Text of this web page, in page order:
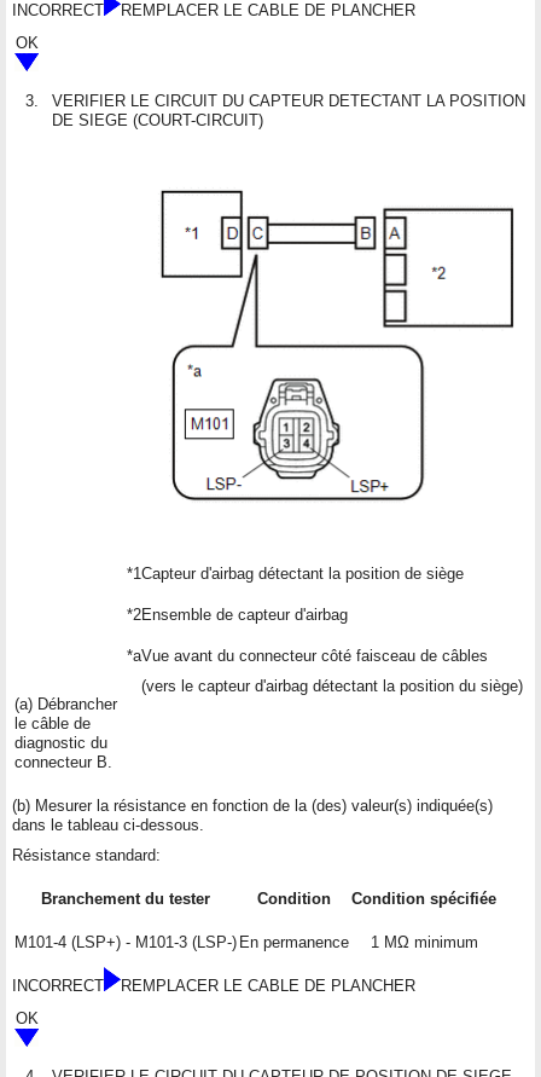
INCORRECT
REMPLACER LE CABLE DE PLANCHER
OK
3.
VERIFIER LE CIRCUIT DU CAPTEUR DETECTANT LA POSITION
DE SIEGE (COURT-CIRCUIT)
(a) Débrancher
le câble de
diagnostic du
connecteur B.
*1Capteur d'airbag détectant la position de siège
*2Ensemble de capteur d'airbag
*aVue avant du connecteur côté faisceau de câbles
(vers le capteur d'airbag détectant la position du siège)
(b) Mesurer la résistance en fonction de la (des) valeur(s) indiquée(s)
dans le tableau ci-dessous.
Résistance standard:
Branchement du tester Condition Condition spécifiée
M101-4 (LSP+) - M101-3 (LSP-) En permanence 1 MΩ minimum
INCORRECT
REMPLACER LE CABLE DE PLANCHER
OK